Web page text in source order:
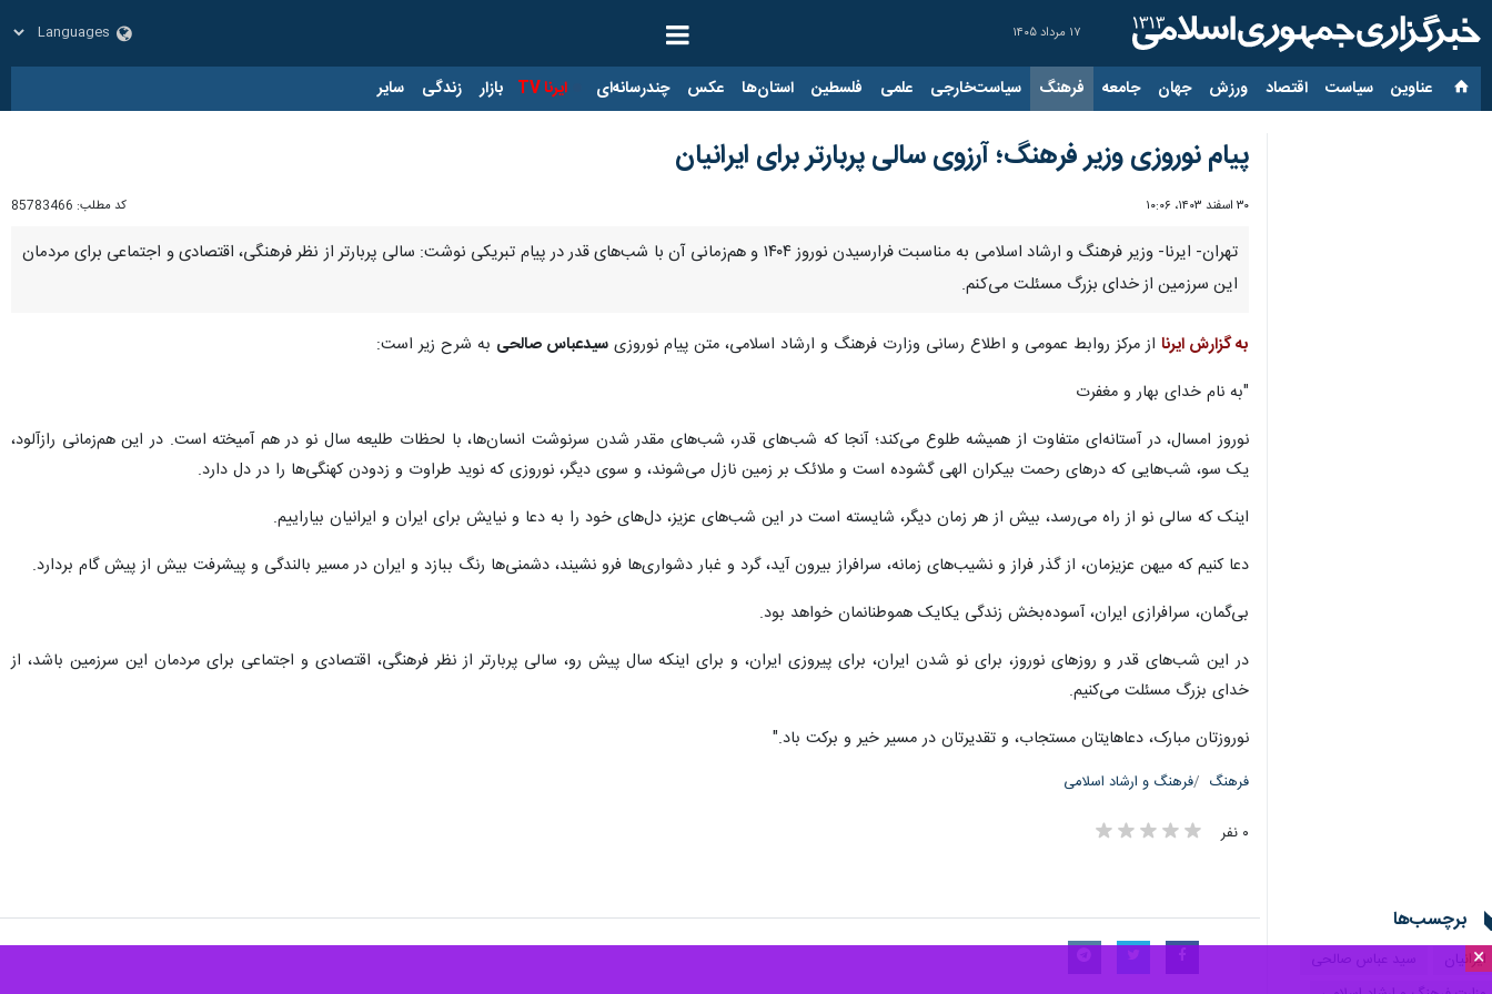
۱۷ مرداد ۱۴۰۵
عناوین‌ سیاست اقتصاد ورزش جهان جامعه فرهنگ سیاست‌خارجی علمی فلسطین استان‌ها عکس چندرسانه‌ای ایرنا TV بازار زندگی سایر
×
پیام نوروزی وزیر فرهنگ؛ آرزوی سالی پربارتر برای ایرانیان
۳۰ اسفند ۱۴۰۳، ۱۰:۰۶ کد مطلب: 85783466
تهران- ایرنا- وزیر فرهنگ و ارشاد اسلامی به مناسبت فرارسیدن نوروز ۱۴۰۴ و هم‌زمانی آن با شب‌های قدر در پیام تبریکی نوشت: سالی پربارتر از نظر فرهنگی، اقتصادی و اجتماعی برای مردمان
این سرزمین از خدای بزرگ مسئلت می‌کنم.
به گزارش ایرنا از مرکز روابط عمومی و اطلاع رسانی وزارت فرهنگ و ارشاد اسلامی، متن پیام نوروزی سیدعباس صالحی به شرح زیر است:
"به نام خدای بهار و مغفرت
نوروز امسال، در آستانه‌ای متفاوت از همیشه طلوع می‌کند؛ آنجا که شب‌های قدر، شب‌های مقدر شدن سرنوشت انسان‌ها، با لحظات طلیعه سال نو در هم آمیخته است. در این هم‌زمانی رازآلود،
یک سو، شب‌هایی که درهای رحمت بیکران الهی گشوده است و ملائک بر زمین نازل می‌شوند، و سوی دیگر، نوروزی که نوید طراوت و زدودن کهنگی‌ها را در دل دارد.
اینک که سالی نو از راه می‌رسد، بیش از هر زمان دیگر، شایسته است در این شب‌های عزیز، دل‌های خود را به دعا و نیایش برای ایران و ایرانیان بیاراییم.
دعا کنیم که میهن عزیزمان، از گذر فراز و نشیب‌های زمانه، سرافراز بیرون آید، گرد و غبار دشواری‌ها فرو نشیند، دشمنی‌ها رنگ ببازد و ایران در مسیر بالندگی و پیشرفت بیش‌ از پیش گام بردارد.
بی‌گمان، سرافرازی ایران، آسوده‌بخش زندگی یکایک هموطنانمان خواهد بود.
در این شب‌های قدر و روزهای نوروز، برای نو شدن ایران، برای پیروزی ایران، و برای اینکه سال پیش رو، سالی پربارتر از نظر فرهنگی، اقتصادی و اجتماعی برای مردمان این سرزمین باشد، از
خدای بزرگ مسئلت می‌کنیم.
نوروزتان مبارک، دعاهایتان مستجاب، و تقدیرتان در مسیر خیر و برکت باد."
فرهنگ فرهنگ و ارشاد اسلامی
۰ نفر
برچسب‌ها
ایرانیان
سید عباس صالحی